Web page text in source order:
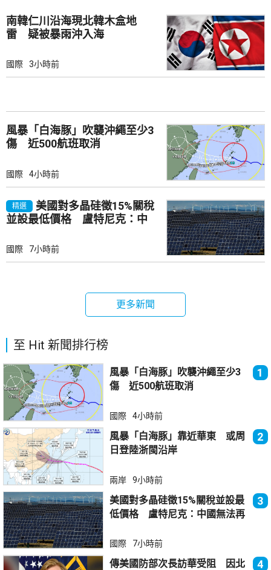
南韓仁川沿海現北韓木盒地
雷 疑被暴雨沖入海
國際 3小時前
風暴「白海豚」吹襲沖繩至少3
傷 近500航班取消
國際 4小時前
精選
美國對多晶硅徵15%關稅
並設最低價格 盧特尼克：中
國際 7小時前
更多新聞
至 Hit 新聞排行榜
風暴「白海豚」吹襲沖繩至少3
傷 近500航班取消
1
國際 4小時前
風暴「白海豚」靠近華東 或周
日登陸浙閩沿岸
2
兩岸 9小時前
美國對多晶硅徵15%關稅並設最
低價格 盧特尼克：中國無法再
3
國際 7小時前
傳美國防部次長訪華受阻 因北
4